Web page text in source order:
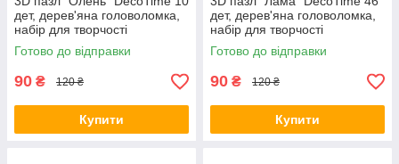
дет, дерев'яна головоломка,
набір для творчості
Готово до відправки
90 ₴ 120 ₴
Купити
дет, дерев'яна головоломка,
набір для творчості
Готово до відправки
90 ₴ 120 ₴
Купити